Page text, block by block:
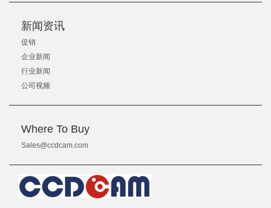
新闻资讯
促销
企业新闻
行业新闻
公司视频
Where To Buy
Sales@ccdcam.com